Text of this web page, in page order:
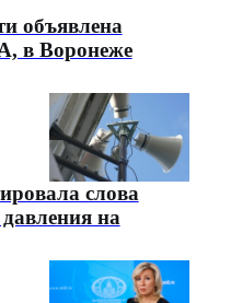
объявлена
в Воронеже
слова
на